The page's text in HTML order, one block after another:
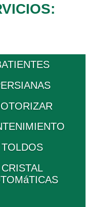
TOLDOS
CRISTAL